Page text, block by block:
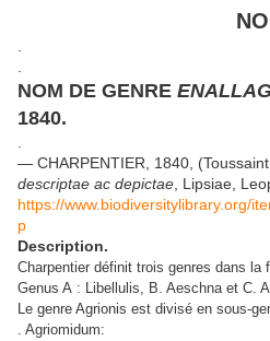
NOM DE GENRE
1840.
— CHARPENTIER, 1840,
descriptae ac depictae , Lipsiae,
https://www.biodiversitylibrary.org/
p
Description.
Charpentier définit trois genres dans la
Genus A : Libellulis, B. Aeschna et C.
Le genre Agrionis est divisé en sous-
. Agriomidum: